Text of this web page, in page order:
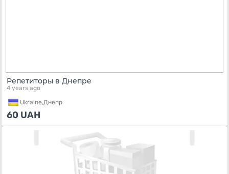
Репетиторы в Днепре
4 years ago
Ukraine,Днепр
60 UAH